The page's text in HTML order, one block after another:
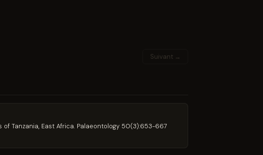
Suivant →
Tanzania, East Africa. Palaeontology 50(3):653-667